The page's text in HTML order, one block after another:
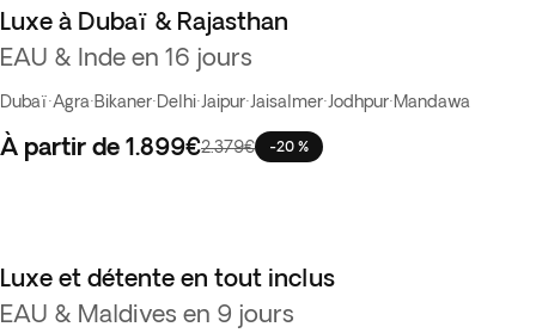
Luxe à Dubaï & Rajasthan
EAU & Inde en 16 jours
Dubaï·Agra·Bikaner·Delhi·Jaipur·Jaisalmer·Jodhpur·Mandawa
À partir de 1.899€2.379€ -20 %
Luxe et détente en tout inclus
EAU & Maldives en 9 jours